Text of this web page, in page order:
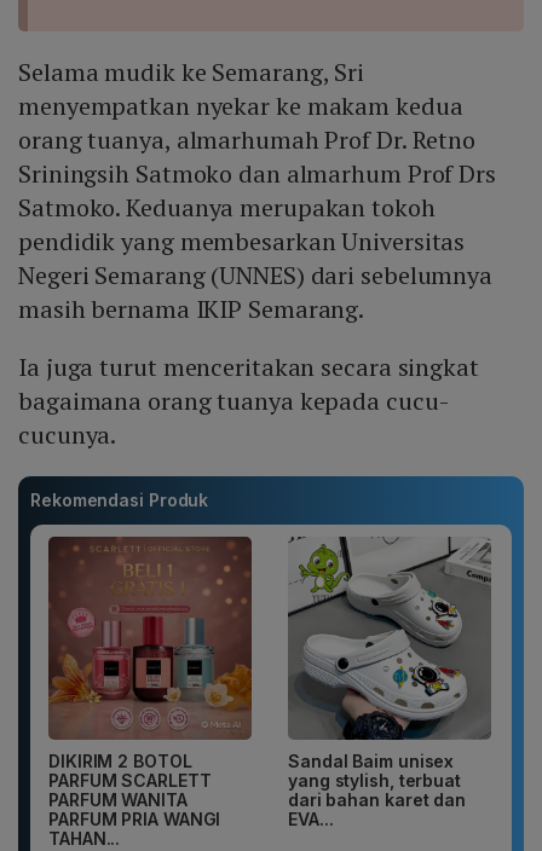
Selama mudik ke Semarang, Sri
menyempatkan nyekar ke makam kedua
orang tuanya, almarhumah Prof Dr. Retno
Sriningsih Satmoko dan almarhum Prof Drs
Satmoko. Keduanya merupakan tokoh
pendidik yang membesarkan Universitas
Negeri Semarang (UNNES) dari sebelumnya
masih bernama IKIP Semarang.
Ia juga turut menceritakan secara singkat
bagaimana orang tuanya kepada cucu-
cucunya.
Rekomendasi Produk
DIKIRIM 2 BOTOL
PARFUM SCARLETT
PARFUM WANITA
PARFUM PRIA WANGI
TAHAN...
Sandal Baim unisex
yang stylish, terbuat
dari bahan karet dan
EVA...